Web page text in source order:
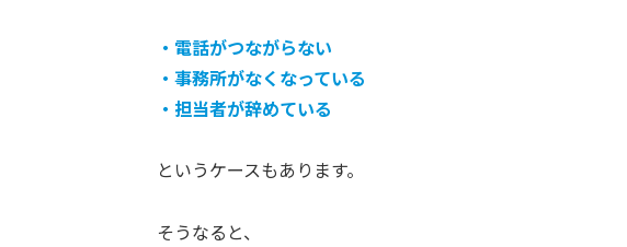
・電話がつながらない
・事務所がなくなっている
・担当者が辞めている
というケースもあります。
そうなると、